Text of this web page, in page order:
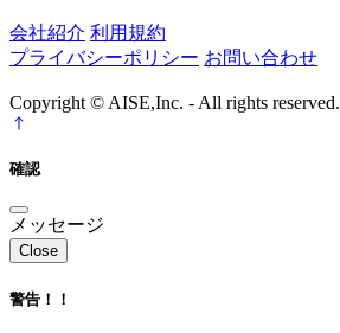
会社紹介 利用規約
プライバシーポリシー お問い合わせ
Copyright © AISE,Inc. - All rights reserved.
確認
メッセージ
Close
警告！！